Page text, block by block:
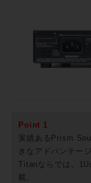
Point 1
実績あるPrism
きなアドバンテー
Titanならでは。
載。